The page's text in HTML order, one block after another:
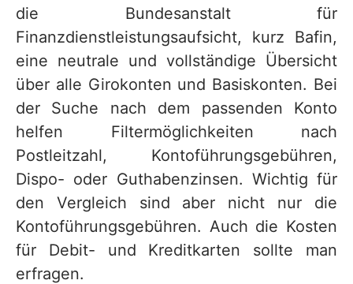
die Bundesanstalt für
Finanzdienstleistungsaufsicht, kurz Bafin,
eine neutrale und vollständige Übersicht
über alle Girokonten und Basiskonten. Bei
der Suche nach dem passenden Konto
helfen Filtermöglichkeiten nach
Postleitzahl, Kontoführungsgebühren,
Dispo- oder Guthabenzinsen. Wichtig für
den Vergleich sind aber nicht nur die
Kontoführungsgebühren. Auch die Kosten
für Debit- und Kreditkarten sollte man
erfragen.